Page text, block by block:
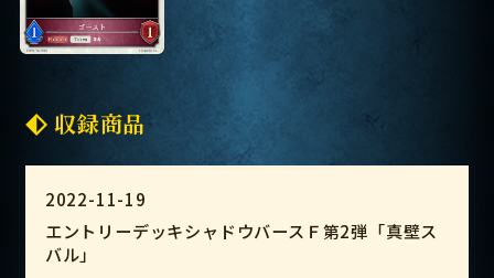
収録商品
2022-11-19
エントリーデッキシャドウバースＦ第2弾「真壁ス
バル」